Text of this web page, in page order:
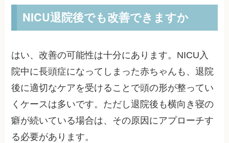
NICU退院後でも改善できますか
はい、改善の可能性は十分にあります。NICU入
院中に長頭症になってしまった赤ちゃんも、退院
後に適切なケアを受けることで頭の形が整ってい
くケースは多いです。ただし退院後も横向き寝の
癖が続いている場合は、その原因にアプローチす
る必要があります。